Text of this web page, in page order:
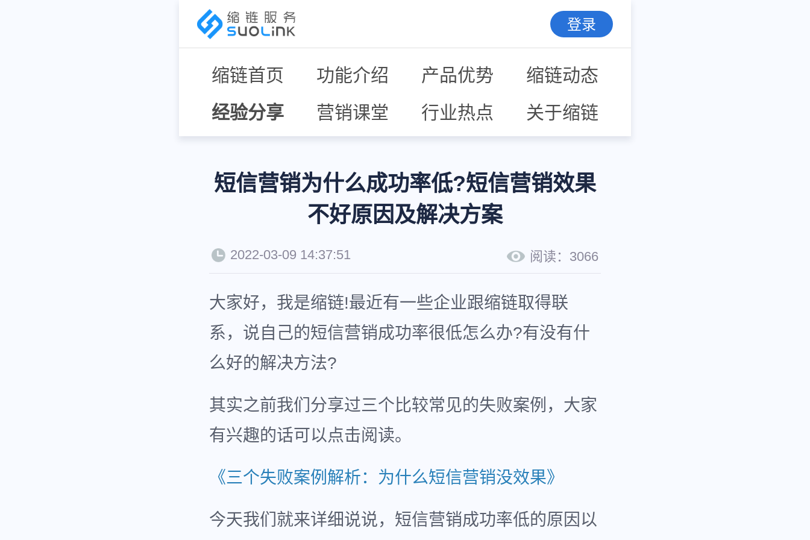
登录
缩链首页 功能介绍 产品优势
缩链动态
经验分享
营销课堂 行业热点 关于缩链
短信营销为什么成功率低?短信营销效果
不好原因及解决方案
2022-03-09 14:37:51 阅读： 3066
大家好，我是缩链!最近有一些企业跟缩链取得联
系，说自己的短信营销成功率很低怎么办?有没有什
么好的解决方法?
其实之前我们分享过三个比较常见的失败案例，大家
有兴趣的话可以点击阅读。
《三个失败案例解析：为什么短信营销没效果》
今天我们就来详细说说，短信营销成功率低的原因以